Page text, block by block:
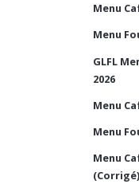
Menu
Menu
GLFL
2026
Menu
Menu
Menu
(Corrigé)